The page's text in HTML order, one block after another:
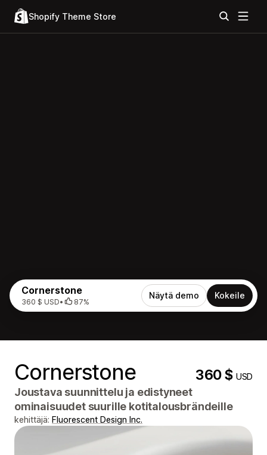
Shopify Theme Store
Cornerstone
360 $ USD• 87%
Näytä demo Kokeile
Cornerstone 360 $USD
Joustava suunnittelu ja edistyneet
ominaisuudet suurille kotitalousbrändeille
kehittäjä: Fluorescent Design Inc.